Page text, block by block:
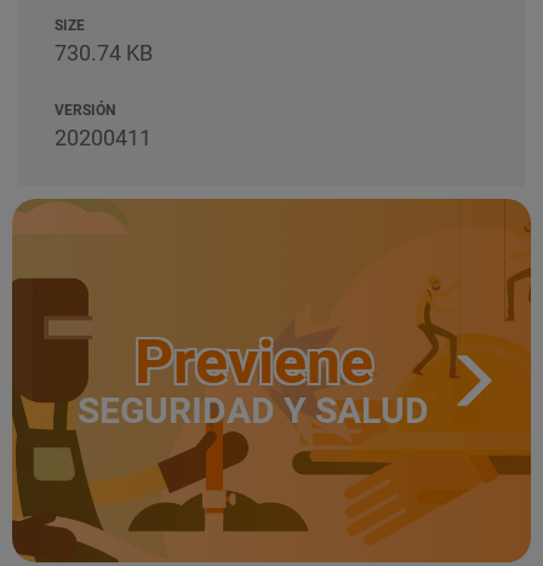
SIZE
730.74 KB
VERSIÓN
20200411
Previene
SEGURIDAD Y SALUD